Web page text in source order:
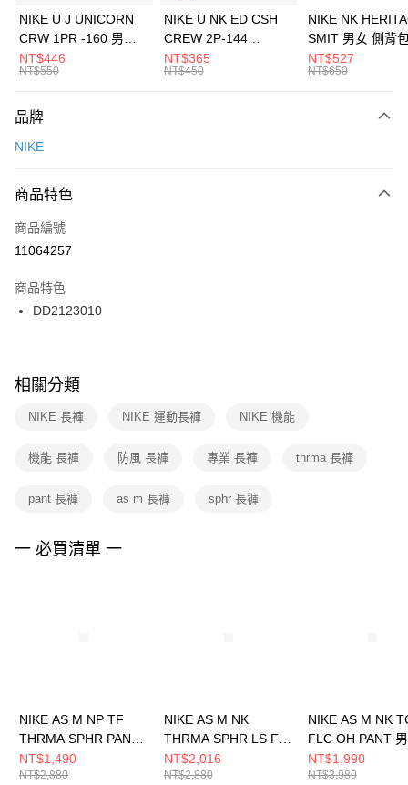
元大商業銀行
台灣樂天信用卡公司
全盈+PAY
AFTEE先享後付
【關於「AFTEE先享後付」】
便利好安心！
３．安心：先確認商品／服務後，再付款。
【「AFTEE先享後付」結帳流程】
１．於結帳方式選擇「AFTEE先享後付」後，將跳轉至「AFTEE先享後付」
２．訂單成立數日內，您將收到繳費通知簡訊。
３．收到繳費通知簡訊後14天內，點擊此簡訊中的連結，可透過四大超商／
ATM／網路銀行／等多元方式進行付款，方視為交易完成。
※ 交易是否成功請以「AFTEE先享後付 」之結帳頁面顯示為準，若有關於
是否繳費成功／繳費後需取消欲退款等相關疑問，請聯繫「AFTEE先享後付
客戶支援中心」
https://netprotections.freshdesk.com/support/home
１．透過由恩沛科技股份有限公司提供之「AFTEE先享後付」服務完成之交
權轉讓予恩沛科技股份有限公司。
３．未成年的使用者請事先徵得法定代理人或監護人之同意方可使用
「AFTEE先享後付」，若未經同意申辦者引起之損失，本公司不負相關責
運送方式
每筆NT$100，滿NT$1,500(含以上)免運費
宅配
每筆NT$100，滿NT$1,500(含以上)免運費
付款後門市自取
每筆NT$100，滿NT$1,500(含以上)免運費
NIKE U J UNICORN
CRW 1PR -160 男女
中統襪 FZ3393100
NT$446
NT$550
NIKE U NK ED CSH
CREW 2P-144
EMBRDY 男女 短統襪
FZ3073133
NT$365
NT$450
NIKE NK
SMIT 男女 側背
BA5871010
NT$527
NT$650
品牌
NIKE
商品特色
商品編號
11064257
商品特色
DD2123010
相關分類
NIKE 長褲 NIKE 運動長褲 NIKE 機能
機能 長褲 防風 長褲 專業 長褲 thrma 長褲
pant 長褲 as m 長褲 sphr 長褲
一 必買清單 一
NIKE AS M NP TF
THRMA SPHR PANT
男 長褲 DD2123068
NT$1,490
NT$2,880
NIKE AS M NK
THRMA SPHR LS FZ
TOP 男 立領外套
DM5941010
NT$2,016
NT$2,880
NIKE AS M NK
FLC OH PANT
FB8013222
NT$1,990
NT$3,980